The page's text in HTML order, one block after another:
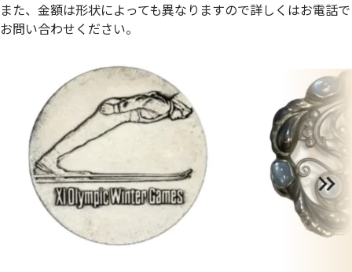
また、金額は形状によっても異なりますので詳しくはお電話で
お問い合わせください。